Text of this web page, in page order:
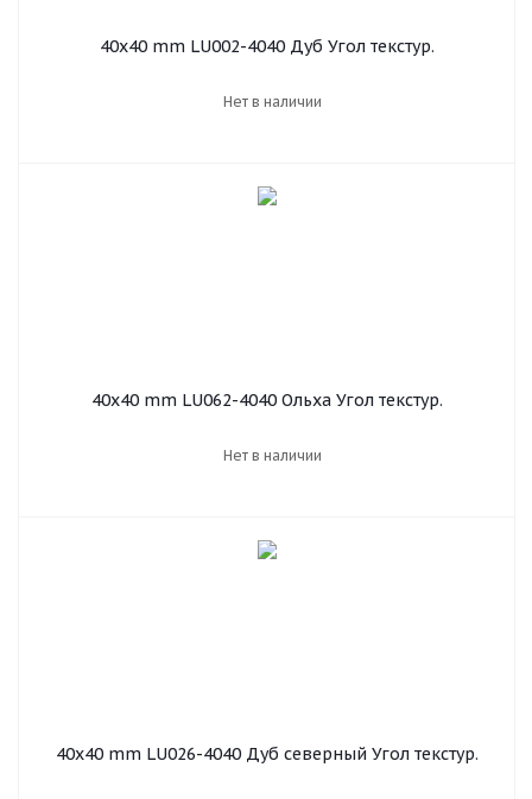
40х40 mm LU002-4040 Дуб Угол текстур.
Нет в наличии
40х40 mm LU062-4040 Ольха Угол текстур.
Нет в наличии
40х40 mm LU026-4040 Дуб северный Угол текстур.